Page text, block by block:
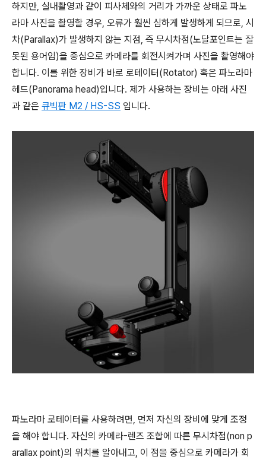
하지만, 실내촬영과 같이 피사체와의 거리가 가까운 상태로 파노
라마 사진을 촬영할 경우, 오류가 훨씬 심하게 발생하게 되므로, 시
차(Parallax)가 발생하지 않는 지점, 즉 무시차점(노달포인트는 잘
못된 용어임)을 중심으로 카메라를 회전시켜가며 사진을 촬영해야
합니다. 이를 위한 장비가 바로 로테이터(Rotator) 혹은 파노라마
헤드(Panorama head)입니다. 제가 사용하는 장비는 아래 사진
과 같은 큐빅판 M2 / HS-SS 입니다.
파노라마 로테이터를 사용하려면, 먼저 자신의 장비에 맞게 조정
을 해야 합니다. 자신의 카메라-렌즈 조합에 따른 무시차점(non p
arallax point)의 위치를 알아내고, 이 점을 중심으로 카메라가 회